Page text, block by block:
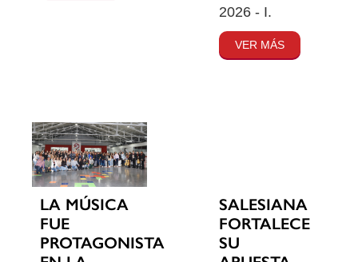
2026 - I.
VER MÁS
LA MÚSICA
FUE
PROTAGONISTA
SALESIANA
FORTALECE
SU